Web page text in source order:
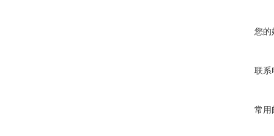
您的
联系
常用